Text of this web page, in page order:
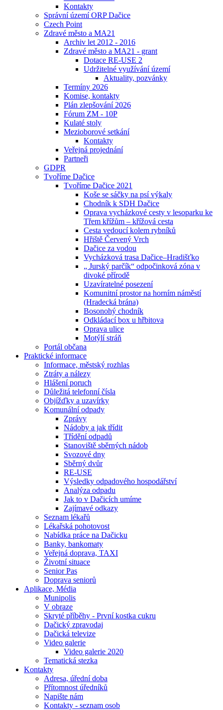
Kontakty
Správní území ORP Dačice
Czech Point
Zdravé město a MA21
Archiv let 2012 - 2016
Zdravé město a MA21 - grant
Dotace RE-USE 2
Udržitelné využívání území
Aktuality, pozvánky
Termíny 2026
Komise, kontakty
Plán zlepšování 2026
Fórum ZM - 10P
Kulaté stoly
Mezioborové setkání
Kontakty
Veřejná projednání
Partneři
GDPR
Tvoříme Dačice
Tvoříme Dačice 2021
Koše se sáčky na psí výkaly
Chodník k SDH Dačice
Oprava vycházkové cesty v lesoparku ke
Třem křížům – křížová cesta
Cesta vedoucí kolem rybníků
Hřiště Červený Vrch
Dačice za vodou
Vycházková trasa Dačice–Hradišťko
„ Jurský parčík“ odpočinková zóna v
divoké přírodě
Uzavíratelné posezení
Komunitní prostor na horním náměstí
(Hradecká brána)
Bosonohý chodník
Odkládací box u hřbitova
Oprava ulice
Motýlí stráň
Portál občana
Praktické informace
Informace, městský rozhlas
Ztráty a nálezy
Hlášení poruch
Důležitá telefonní čísla
Objížďky a uzavírky
Komunální odpady
Zprávy
Nádoby a jak třídit
Třídění odpadů
Stanoviště sběrných nádob
Svozové dny
Sběrný dvůr
RE-USE
Výsledky odpadového hospodářství
Analýza odpadu
Jak to v Dačicích umíme
Zajímavé odkazy
Seznam lékařů
Lékařská pohotovost
Nabídka práce na Dačicku
Banky, bankomaty
Veřejná doprava, TAXI
Životní situace
Senior Pas
Doprava seniorů
Aplikace, Média
Munipolis
V obraze
Skryté příběhy - První kostka cukru
Dačický zpravodaj
Dačická televize
Video galerie
Video galerie 2020
Tematická stezka
Kontakty
Adresa, úřední doba
Přítomnost úředníků
Napište nám
Kontakty - seznam osob